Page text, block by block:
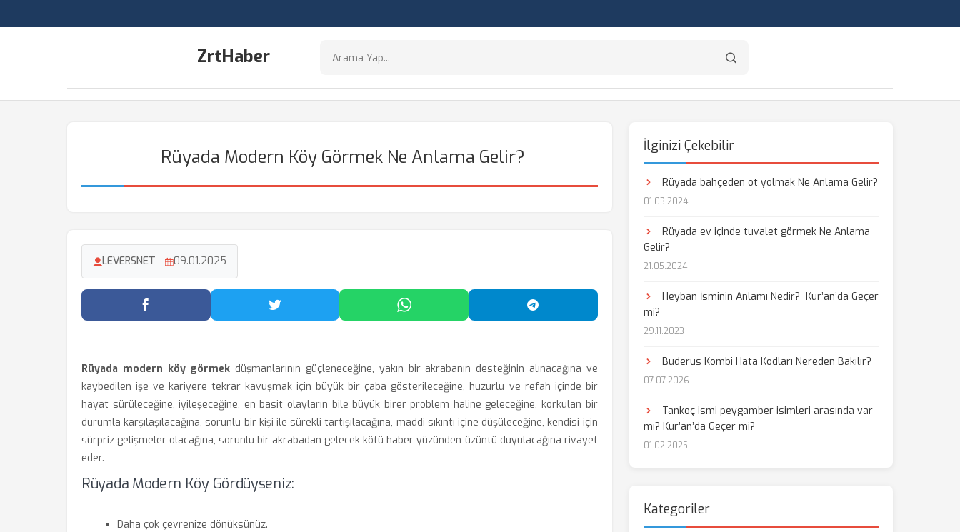
ZrtHaber
Rüyada Modern Köy Görmek Ne Anlama Gelir?
LEVERSNET 09.01.2025
Facebook'ta Paylaş Twitter'da Paylaş WhatsApp'ta Paylaş Telegram'da Paylaş
Rüyada modern köy görmek düşmanlarının güçleneceğine, yakın bir akrabanın desteğinin alınacağına ve
kaybedilen işe ve kariyere tekrar kavuşmak için büyük bir çaba gösterileceğine, huzurlu ve refah içinde bir
hayat sürüleceğine, iyileşeceğine, en basit olayların bile büyük birer problem haline geleceğine, korkulan bir
durumla karşılaşılacağına, sorunlu bir kişi ile sürekli tartışılacağına, maddi sıkıntı içine düşüleceğine, kendisi için
sürpriz gelişmeler olacağına, sorunlu bir akrabadan gelecek kötü haber yüzünden üzüntü duyulacağına rivayet
eder.
Rüyada Modern Köy Gördüyseniz:
Daha çok çevrenize dönüksünüz.
İlginizi Çekebilir
Rüyada bahçeden ot yolmak Ne Anlama Gelir?
01.03.2024
Rüyada ev içinde tuvalet görmek Ne Anlama
Gelir?
21.05.2024
Heyban İsminin Anlamı Nedir? Kur’an’da Geçer
mi?
29.11.2023
Buderus Kombi Hata Kodları Nereden Bakılır?
07.07.2026
Tankoç ismi peygamber isimleri arasında var
mı? Kur’an’da Geçer mi?
01.02.2025
Kategoriler